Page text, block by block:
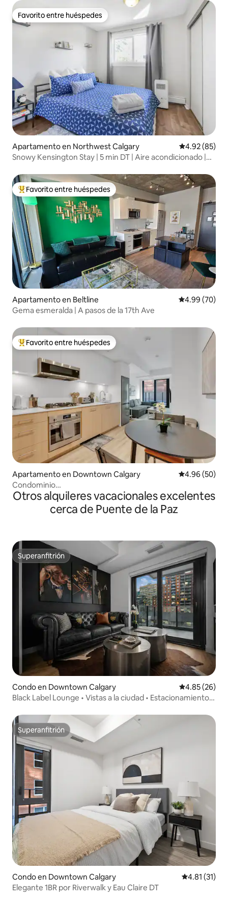
Favorito entre huéspedes
Favorito entre huéspedes
Apartamento en Northwest Calgary Calificación
4.92 (85)
Snowy Kensington Stay | 5 min DT | Aire acondicionado |
Favorito entre huéspedes preferido
Favorito entre huéspedes
Apartamento en Beltline Calificación
4.99 (70)
Gema esmeralda | A pasos de la 17th Ave
Favorito entre huéspedes preferido
Favorito entre huéspedes
Apartamento en Downtown Calgary Calificación
4.96 (50)
Condominio
nuevo/DTCalgary/Gimnasio/StephenAve/Estacionamiento
Otros alquileres vacacionales excelentes
cerca de Puente de la Paz
Superanfitrión
Superanfitrión
Condo en Downtown Calgary Calificación
4.85 (26)
Black Label Lounge • Vistas a la ciudad • Estacionamiento
Superanfitrión
Superanfitrión
Condo en Downtown Calgary Calificación
4.81 (31)
Elegante 1BR por Riverwalk y Eau Claire DT